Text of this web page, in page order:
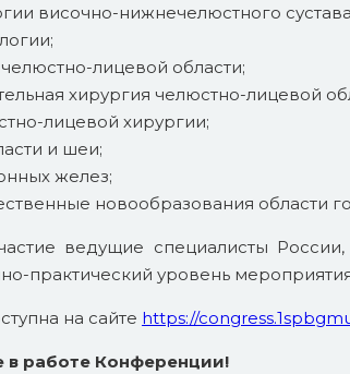
височно-нижнечелюстного
лицевой области;
хирургия челюстно-лицевой
лицевой хирургии;
и шеи;
желез;
новообразования области
ведущие специалисты
практический уровень
на сайте https://
в работе Конференции!